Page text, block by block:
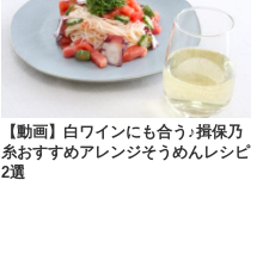
【動画】白ワインにも合う♪揖保乃
糸おすすめアレンジそうめんレシピ
2選